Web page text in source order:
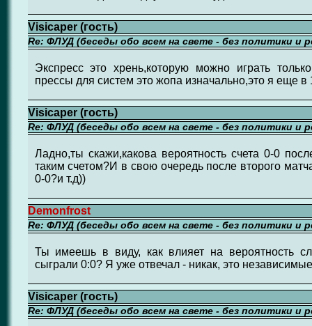
Visicaper (гость)
Re: ФЛУД (беседы обо всем на свете - без политики и
Экспресс это хрень,которую можно играть
прессы для систем это жопа изначально,это я еще
Visicaper (гость)
Re: ФЛУД (беседы обо всем на свете - без политики и
Ладно,ты скажи,какова вероятность счета 0-0
таким счетом?И в свою очередь после второго
0-0?и т.д))
Demonfrost
Re: ФЛУД (беседы обо всем на свете - без политики и
Ты имеешь в виду, как влияет на вероятность
сыграли 0:0? Я уже отвечал - никак, это
Visicaper (гость)
Re: ФЛУД (беседы обо всем на свете - без политики и